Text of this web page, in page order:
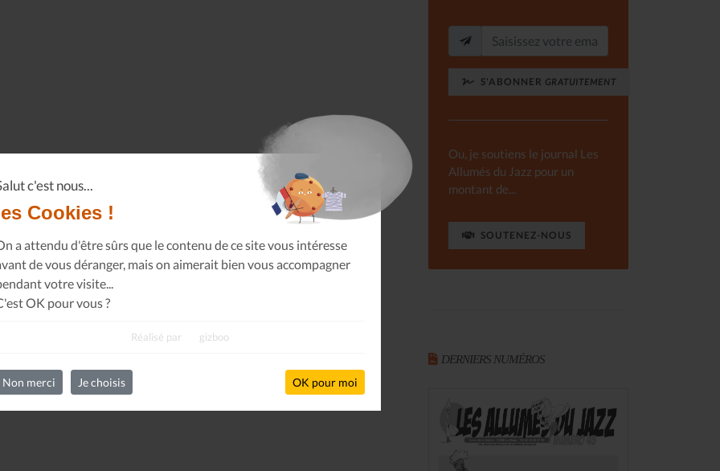
c'est nous...
Cookies !
a attendu d'être sûrs que le contenu de ce site vous intéresse
de vous déranger, mais on aimerait bien vous accompagner
votre visite...
OK pour vous ?
Réalisé par gizboo
Non merci Je choisis OK pour moi
S'ABONNER GRATUITEMENT
Ou, je soutiens le journal Les
Allumés du Jazz pour un
montant de...
SOUTENEZ-NOUS
DERNIERS NUMÉROS